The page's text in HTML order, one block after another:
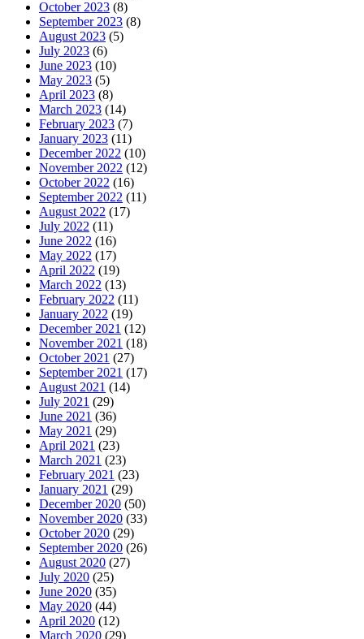
October 2023 (8)
September 2023 (8)
August 2023 (5)
July 2023 (6)
June 2023 (10)
May 2023 (5)
April 2023 (8)
March 2023 (14)
February 2023 (7)
January 2023 (11)
December 2022 (10)
November 2022 (12)
October 2022 (16)
September 2022 (11)
August 2022 (17)
July 2022 (11)
June 2022 (16)
May 2022 (17)
April 2022 (19)
March 2022 (13)
February 2022 (11)
January 2022 (19)
December 2021 (12)
November 2021 (18)
October 2021 (27)
September 2021 (17)
August 2021 (14)
July 2021 (29)
June 2021 (36)
May 2021 (29)
April 2021 (23)
March 2021 (23)
February 2021 (23)
January 2021 (29)
December 2020 (50)
November 2020 (33)
October 2020 (29)
September 2020 (26)
August 2020 (27)
July 2020 (25)
June 2020 (35)
May 2020 (44)
April 2020 (12)
March 2020 (29)